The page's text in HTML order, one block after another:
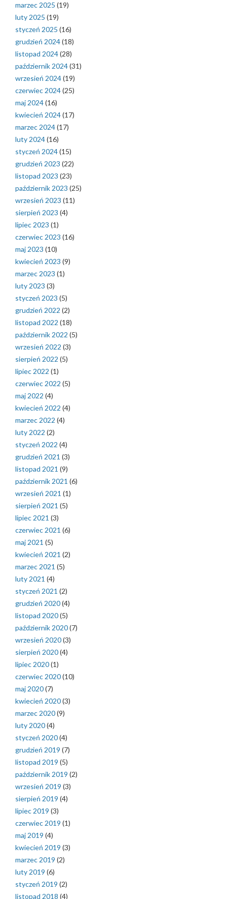
marzec 2025 (19)
luty 2025 (19)
styczeń 2025 (16)
grudzień 2024(18)
listopad 2024(28)
październik 2024(31)
wrzesień 2024(19)
czerwiec 2024(25)
maj 2024(16)
kwiecień 2024(17)
marzec 2024(17)
luty 2024(16)
styczeń 2024(15)
grudzień 2023 (22)
listopad 2023 (23)
październik 2023 (25)
wrzesień 2023 (11)
sierpień 2023 (4)
lipiec 2023 (1)
czerwiec 2023 (16)
maj 2023 (10)
kwiecień 2023 (9)
marzec 2023 (1)
luty 2023 (3)
styczeń 2023 (5)
grudzień 2022 (2)
listopad 2022 (18)
październik 2022 (5)
wrzesień 2022 (3)
sierpień 2022 (5)
lipiec 2022 (1)
czerwiec 2022 (5)
maj 2022 (4)
kwiecień 2022 (4)
marzec 2022 (4)
luty 2022 (2)
styczeń 2022 (4)
grudzień 2021 (3)
listopad 2021 (9)
październik 2021 (6)
wrzesień 2021 (1)
sierpień 2021 (5)
lipiec 2021 (3)
czerwiec 2021 (6)
maj 2021 (5)
kwiecień 2021 (2)
marzec 2021 (5)
luty 2021 (4)
styczeń 2021 (2)
grudzień 2020(4)
listopad 2020(5)
październik 2020(7)
wrzesień 2020(3)
sierpień 2020(4)
lipiec 2020(1)
czerwiec 2020(10)
maj 2020(7)
kwiecień 2020(3)
marzec 2020(9)
luty 2020(4)
styczeń 2020(4)
grudzień 2019 (7)
listopad 2019 (5)
październik 2019 (2)
wrzesień 2019 (3)
sierpień 2019 (4)
lipiec 2019 (3)
czerwiec 2019 (1)
maj 2019 (4)
kwiecień 2019 (3)
marzec 2019 (2)
luty 2019 (6)
styczeń 2019 (2)
listopad 2018 (4)